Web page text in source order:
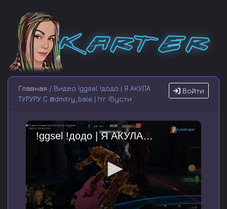
Войти
Главная / Видео !ggsel !додо | Я АКУЛА
ТУРУРУ С @dmitry_bale | !тг !бусти
!ggsel !додо | Я АКУЛА ТУРУРУ С @dmitry_bale | !тг !бусти